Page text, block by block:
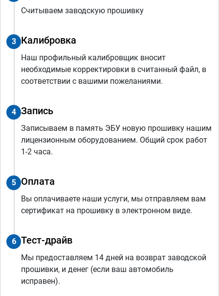
Считываем заводскую прошивку
3 Калибровка
Наш профильный калибровщик вносит
необходимые корректировки в считанный файл, в
соответствии с вашими пожеланиями.
4 Запись
Записываем в память ЭБУ новую прошивку нашим
лицензионным оборудованием. Общий срок работ
1-2 часа.
5 Оплата
Вы оплачиваете наши услуги, мы отправляем вам
сертификат на прошивку в электронном виде.
6 Тест-драйв
Мы предоставляем 14 дней на возврат заводской
прошивки, и денег (если ваш автомобиль
исправен).